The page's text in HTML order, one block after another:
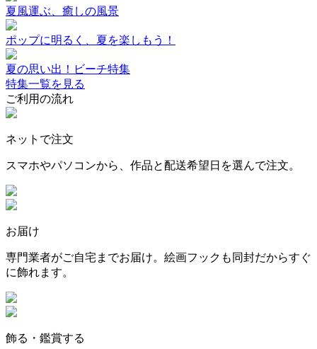
夏風運ぶ、癒しの風景
ポップに明るく、夏を楽しもう！
夏の思い出！ビーチ特集
特集一覧を見る
ご利用の流れ
ネットで注文
スマホやパソコンから、作品と配送希望日を選んで注文。
お届け
専門業者がご自宅までお届け。絵画フックも同封だからすぐ
に飾れます。
飾る・鑑賞する